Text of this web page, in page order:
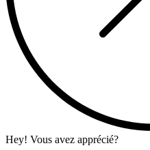
Hey! Vous avez apprécié?